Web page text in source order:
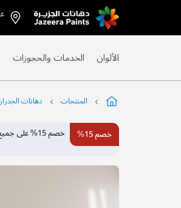
Skip
to
الألوان الخدمات والحجوزات
المنتجات دهانات
التخطي
إلى
معرض
خصم 15% خصم 15% على جميع المناطق ما عدا الوسطى وجدة على ألوان محددة.